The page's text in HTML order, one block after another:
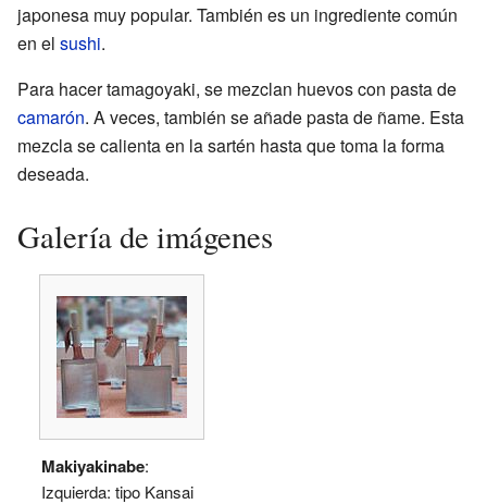
japonesa muy popular. También es un ingrediente común
en el sushi.
Para hacer tamagoyaki, se mezclan huevos con pasta de
camarón. A veces, también se añade pasta de ñame. Esta
mezcla se calienta en la sartén hasta que toma la forma
deseada.
Galería de imágenes
Makiyakinabe:
Izquierda: tipo Kansai